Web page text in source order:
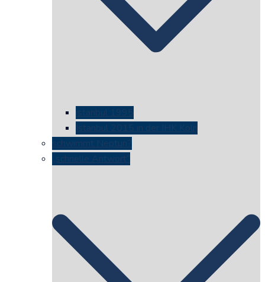
istanbul 1995
Istanbul 2015 in der IHK Köln
schwimmt Neptun?
„schnelle Antwort“